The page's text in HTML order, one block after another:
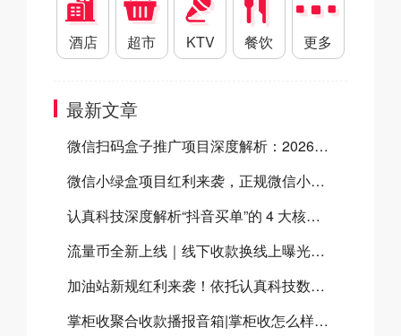
酒店 超市 KTV 餐饮 更多
最新文章
微信扫码盒子推广项目深度解析：2026官方双向补贴全揭秘及合作指南
微信小绿盒项目红利来袭，正规微信小绿盒服务商助力高效开展微信小绿盒推广
认真科技深度解析“抖音买单”的 4 大核心经营优势，商家为什么要开通抖音买单？
流量币全新上线｜线下收款换线上曝光，门店增收新方案
加油站新规红利来袭！依托​认真科技数字化SaaS系统，抢占加油站千亿市场
掌柜收聚合收款播报音箱|掌柜收怎么样？掌柜收聚合收款音箱有什么优势？